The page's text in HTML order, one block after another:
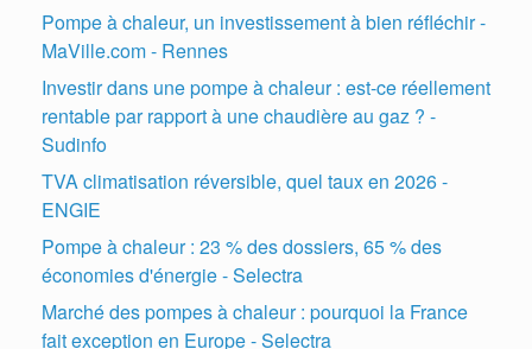
Pompe à chaleur, un investissement à bien réfléchir -
MaVille.com - Rennes
Investir dans une pompe à chaleur : est-ce réellement
rentable par rapport à une chaudière au gaz ? -
Sudinfo
TVA climatisation réversible, quel taux en 2026 -
ENGIE
Pompe à chaleur : 23 % des dossiers, 65 % des
économies d'énergie - Selectra
Marché des pompes à chaleur : pourquoi la France
fait exception en Europe - Selectra